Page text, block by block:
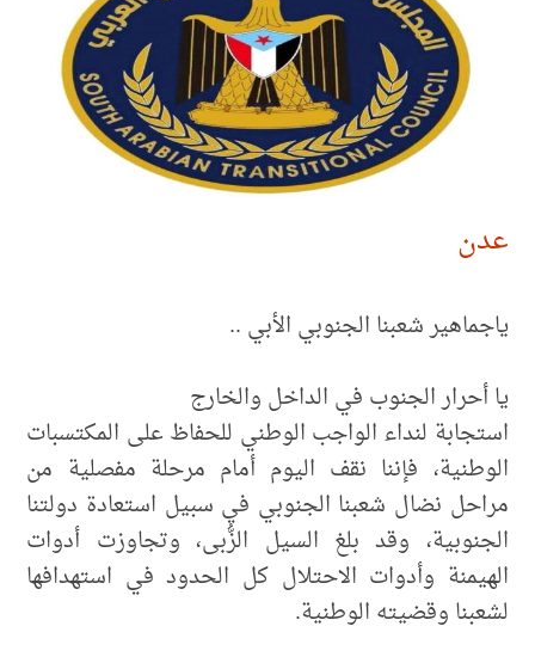
عدن
ياجماهير شعبنا الجنوبي الأبي ..
يا أحرار الجنوب في الداخل والخارج
استجابة لنداء الواجب الوطني للحفاظ على المكتسبات
الوطنية، فإننا نقف اليوم أمام مرحلة مفصلية من
مراحل نضال شعبنا الجنوبي في سبيل استعادة دولتنا
الجنوبية، وقد بلغ السيل الزُّبى، وتجاوزت أدوات
الهيمنة وأدوات الاحتلال كل الحدود في استهدافها
لشعبنا وقضيته الوطنية.